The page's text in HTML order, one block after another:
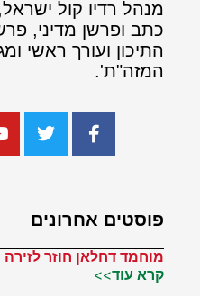
מנהל רדיו קול
כתב ופרשן מדיני,
התיכון ועורך ראשי
המזה"ת'.
פוסטים אחרונים
מוחמד דחלאן חוזר
קרא עוד>>